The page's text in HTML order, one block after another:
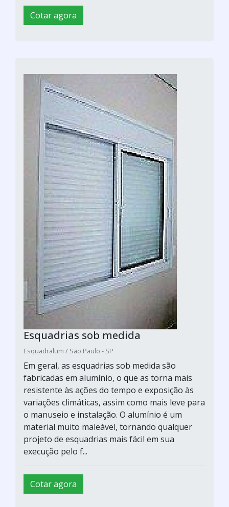
Cotar agora
Esquadrias sob medida
Esquadralum / São Paulo - SP
Em geral, as esquadrias sob medida são
fabricadas em alumínio, o que as torna mais
resistente às ações do tempo e exposição às
variações climáticas, assim como mais leve para
o manuseio e instalação. O alumínio é um
material muito maleável, tornando qualquer
projeto de esquadrias mais fácil em sua
execução pelo f...
Cotar agora